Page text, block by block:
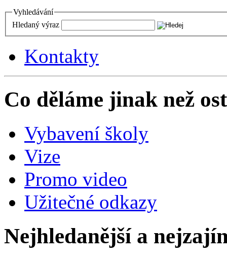
Vyhledávání
Hledaný výraz
Kontakty
Co děláme jinak než
Vybavení školy
Vize
Promo video
Užitečné odkazy
Nejhledanější a